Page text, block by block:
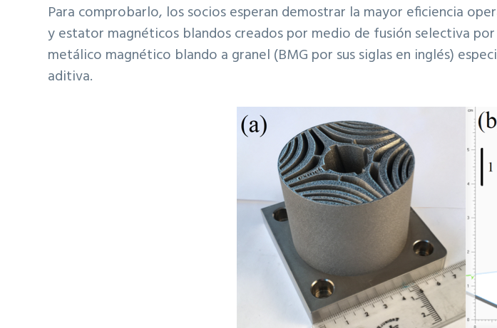
Para comprobarlo, los socios esperan demostrar la mayor eficiencia
y estator magnéticos blandos creados por medio de fusión selectiva
metálico magnético blando a granel (BMG por sus siglas en inglés)
aditiva.